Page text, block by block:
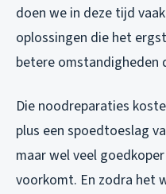
doen we in deze tijd
oplossingen die het
betere omstandigheden
Die noodreparaties
plus een spoedtoeslag
maar wel veel
voorkomt. En zodra het